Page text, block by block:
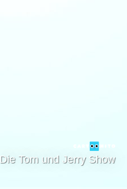
Die Tom und Jerry Show